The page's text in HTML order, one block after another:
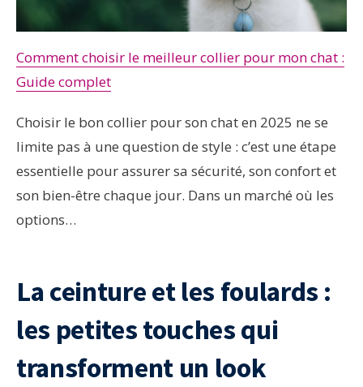
Comment choisir le meilleur collier pour mon chat :
Guide complet
Choisir le bon collier pour son chat en 2025 ne se
limite pas à une question de style : c’est une étape
essentielle pour assurer sa sécurité, son confort et
son bien-être chaque jour. Dans un marché où les
options…
La ceinture et les foulards :
les petites touches qui
transforment un look